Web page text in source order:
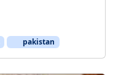
pakistan